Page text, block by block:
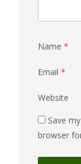
Name *
Email *
Website
Save
browser